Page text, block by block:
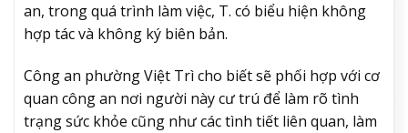
an, trong quá trình làm việc, T. có biểu hiện không
hợp tác và không ký biên bản.
Công an phường Việt Trì cho biết sẽ phối hợp với cơ
quan công an nơi người này cư trú để làm rõ tình
trạng sức khỏe cũng như các tình tiết liên quan, làm